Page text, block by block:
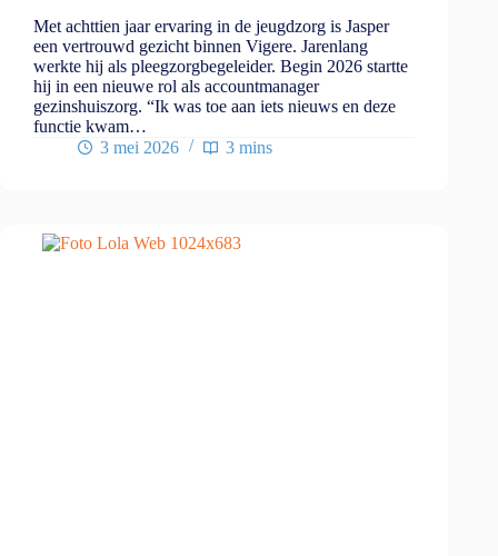
Met achttien jaar ervaring in de jeugdzorg is Jasper
een vertrouwd gezicht binnen Vigere. Jarenlang
werkte hij als pleegzorgbegeleider. Begin 2026 startte
hij in een nieuwe rol als accountmanager
gezinshuiszorg. “Ik was toe aan iets nieuws en deze
functie kwam…
3 mei 2026
3 mins